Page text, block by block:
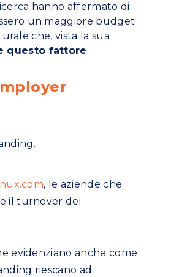
hanno affermato di
un maggiore budget
che, vista la sua
questo fattore.
, le aziende che
il turnover dei
evidenziano anche come
riescano ad